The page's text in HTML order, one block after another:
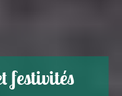
festivités